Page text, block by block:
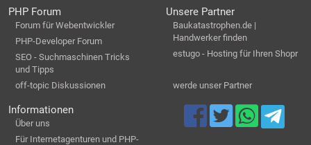
PHP Forum
Forum für Webentwickler
PHP-Developer Forum
SEO - Suchmaschinen Tricks
und Tipps
off-topic Diskussionen
Unsere Partner
Baukatastrophen.de |
Handwerker finden
estugo - Hosting für Ihren Shopr
werde unser Partner
Informationen
Über uns
Für Internetagenturen und PHP-